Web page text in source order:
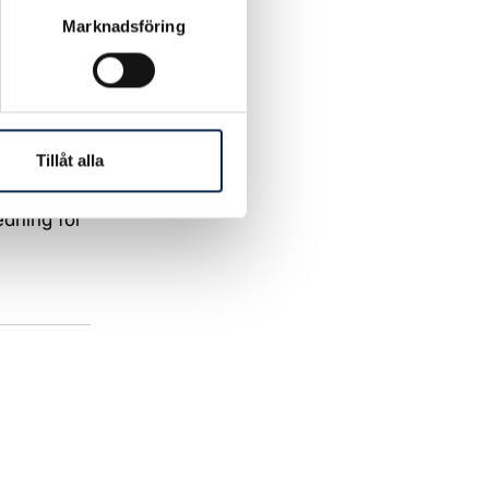
Marknadsföring
Tillåt alla
för att
för